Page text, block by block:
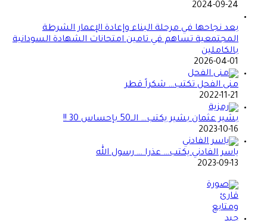
2024-09-24
بعد نجاحها في مرحلة البناء وإعادة الإعمار الشرطة
المجتمعية تساهم في تامين امتحانات الشهادة السودانية
بالكاملين
2026-04-01
منى الفحل تكتب… شكراً قطر
2022-11-21
بشير عثمان بشير يكتب… الــ50 بإحساس 30 !!
2023-10-16
ياسر الفادني يكتب… عذرا … رسول الله
2023-09-13